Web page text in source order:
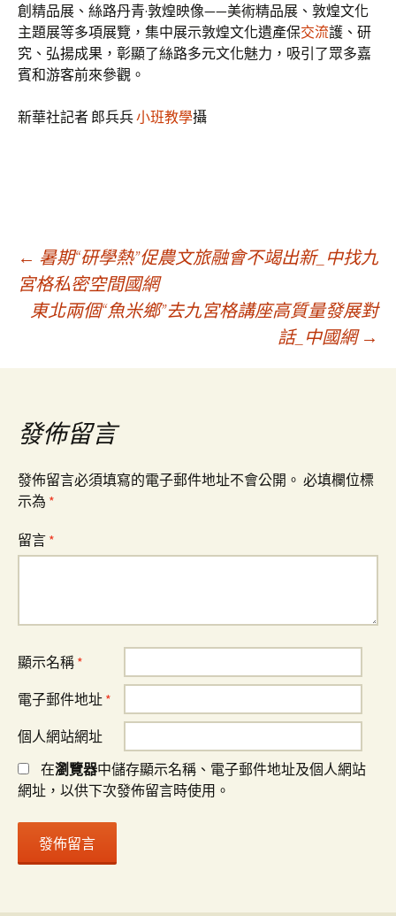
創精品展、絲路丹青·敦煌映像——美術精品展、敦煌文化
主題展等多項展覽，集中展示敦煌文化遺產保交流護、研
究、弘揚成果，彰顯了絲路多元文化魅力，吸引了眾多嘉
賓和游客前來參觀。
新華社記者 郎兵兵小班教學攝
文
章
導
覽
← 暑期“研學熱”促農文旅融會不竭出新_中找九
宮格私密空間國網
東北兩個“魚米鄉”去九宮格講座高質量發展對
話_中國網 →
發佈留言
發佈留言必須填寫的電子郵件地址不會公開。 必填欄位標
示為 *
留言 *
顯示名稱 *
電子郵件地址 *
個人網站網址
在瀏覽器中儲存顯示名稱、電子郵件地址及個人網站
網址，以供下次發佈留言時使用。